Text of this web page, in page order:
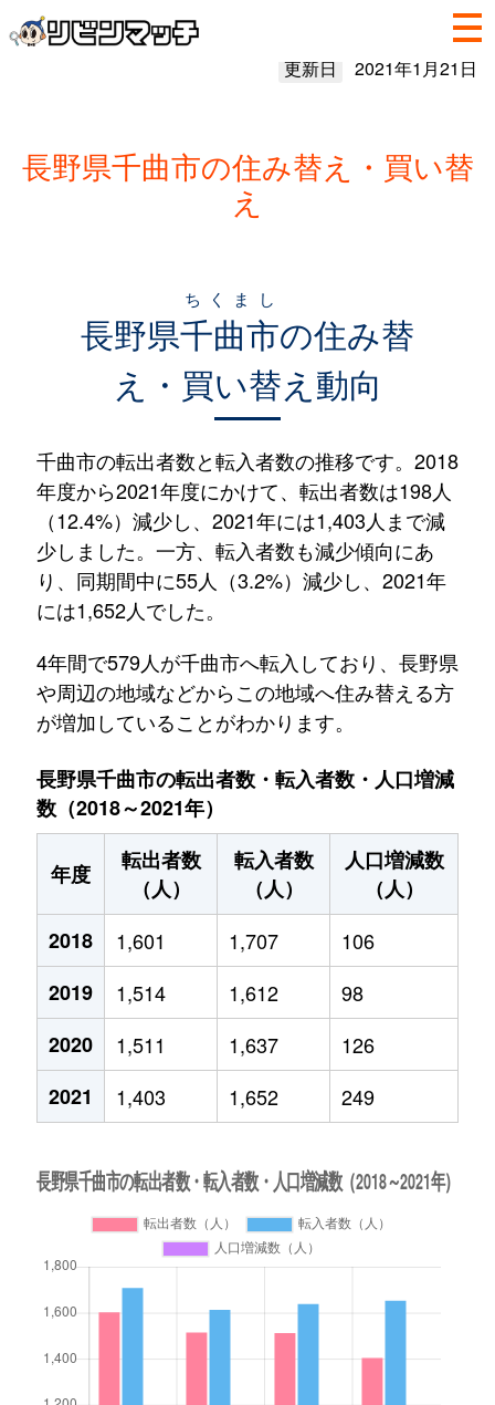
更新日 2021年1月21日
長野県千曲市の住み替え・買い替
え
長野県千曲市
ちくまし
の住み替
え・買い替え動向
千曲市の転出者数と転入者数の推移です。2018
年度から2021年度にかけて、転出者数は198人
（12.4%）減少し、2021年には1,403人まで減
少しました。一方、転入者数も減少傾向にあ
り、同期間中に55人（3.2%）減少し、2021年
には1,652人でした。
4年間で579人が千曲市へ転入しており、長野県
や周辺の地域などからこの地域へ住み替える方
が増加していることがわかります。
長野県千曲市の転出者数・転入者数・人口増減
数（2018～2021年）
年度
転出者数
（人）
転入者数
（人）
人口増減数
（人）
2018
1,601 1,707
106
2019
1,514 1,612
98
2020
1,511 1,637
126
2021
1,403 1,652 249